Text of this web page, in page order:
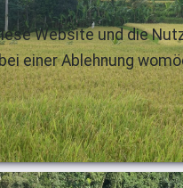
Website und die
einer Ablehnung